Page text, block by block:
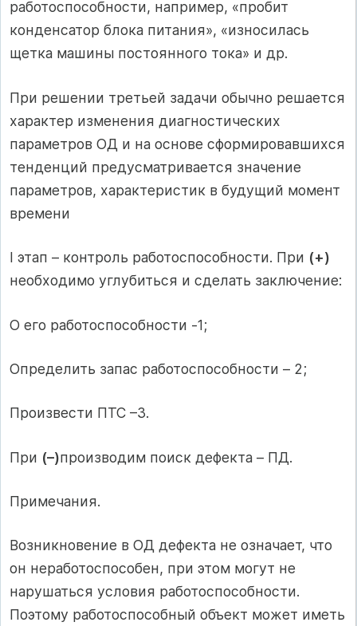
работоспособности, например, «пробит
конденсатор блока питания», «износилась
щетка машины постоянного тока» и др.
При решении третьей задачи обычно решается
характер изменения диагностических
параметров ОД и на основе сформировавшихся
тенденций предусматривается значение
параметров, характеристик в будущий момент
времени
I этап – контроль работоспособности. При (+)
необходимо углубиться и сделать заключение:
О его работоспособности -1;
Определить запас работоспособности – 2;
Произвести ПТС –3.
При (–)производим поиск дефекта – ПД.
Примечания.
Возникновение в ОД дефекта не означает, что
он неработоспособен, при этом могут не
нарушаться условия работоспособности.
Поэтому работоспособный объект может иметь